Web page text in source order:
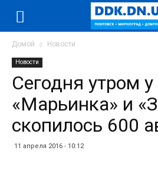
Домой Новости
Новости
Сегодня утром
«Марьинка» и
скопилось 600
11 апреля 2016 - 10:12